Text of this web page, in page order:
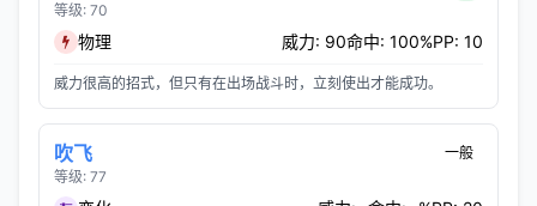
等级: 70
物理 威力: 90命中: 100%PP: 10
威力很高的招式，但只有在出场战斗时，立刻使出才能成功。
吹飞
等级: 77
一般